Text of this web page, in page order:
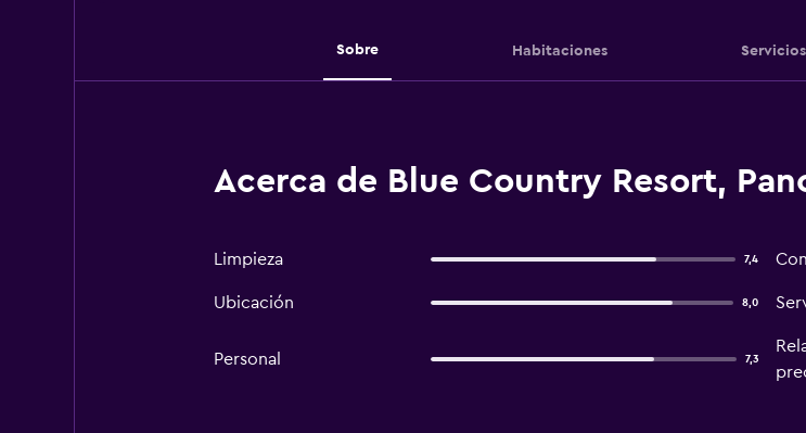
Sobre Habitaciones Servicios
Acerca de Blue Country Resort,
Limpieza 7,4
Ubicación 8,0
Personal 7,3